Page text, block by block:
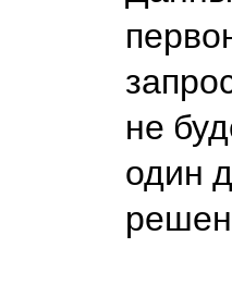
не
один